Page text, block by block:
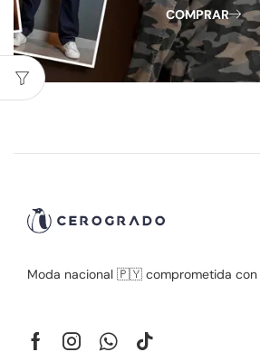
COMPRAR
Moda nacional 🇵🇾 comprometida con